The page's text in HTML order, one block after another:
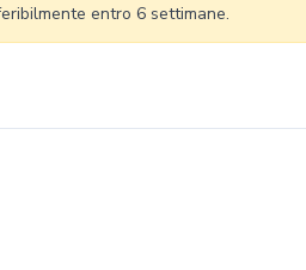
entro 6 settimane.